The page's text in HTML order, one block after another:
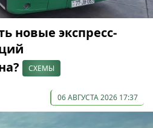
новые экспресс-
СХЕМЫ
06 АВГУСТА 2026 17:37